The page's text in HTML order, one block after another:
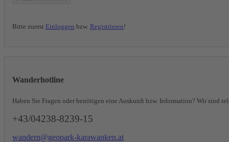
Bitte zuerst Einloggen bzw. Registrieren!
Wanderhotline
Haben Sie Fragen oder benötigen eine Auskunft bzw. Information? Wir sind
+43/04238-8239-15
wandern@geopark-karawanken.at